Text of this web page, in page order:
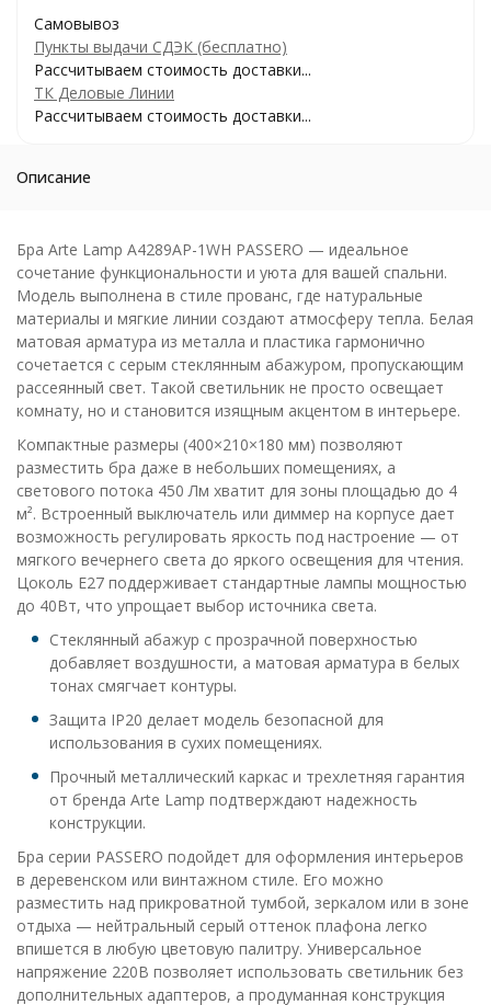
Самовывоз
Пункты выдачи СДЭК (бесплатно)
Рассчитываем стоимость доставки...
ТК Деловые Линии
Рассчитываем стоимость доставки...
Описание
Бра Arte Lamp A4289AP-1WH PASSERO — идеальное
сочетание функциональности и уюта для вашей спальни.
Модель выполнена в стиле прованс, где натуральные
материалы и мягкие линии создают атмосферу тепла. Белая
матовая арматура из металла и пластика гармонично
сочетается с серым стеклянным абажуром, пропускающим
рассеянный свет. Такой светильник не просто освещает
комнату, но и становится изящным акцентом в интерьере.
Компактные размеры (400×210×180 мм) позволяют
разместить бра даже в небольших помещениях, а
светового потока 450 Лм хватит для зоны площадью до 4
м². Встроенный выключатель или диммер на корпусе дает
возможность регулировать яркость под настроение — от
мягкого вечернего света до яркого освещения для чтения.
Цоколь E27 поддерживает стандартные лампы мощностью
до 40Вт, что упрощает выбор источника света.
Стеклянный абажур с прозрачной поверхностью
добавляет воздушности, а матовая арматура в белых
тонах смягчает контуры.
Защита IP20 делает модель безопасной для
использования в сухих помещениях.
Прочный металлический каркас и трехлетняя гарантия
от бренда Arte Lamp подтверждают надежность
конструкции.
Бра серии PASSERO подойдет для оформления интерьеров
в деревенском или винтажном стиле. Его можно
разместить над прикроватной тумбой, зеркалом или в зоне
отдыха — нейтральный серый оттенок плафона легко
впишется в любую цветовую палитру. Универсальное
напряжение 220В позволяет использовать светильник без
дополнительных адаптеров, а продуманная конструкция